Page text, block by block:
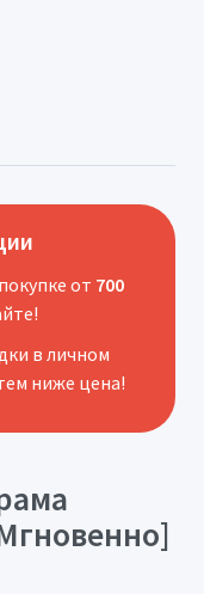
от 700
в личном
ниже цена!